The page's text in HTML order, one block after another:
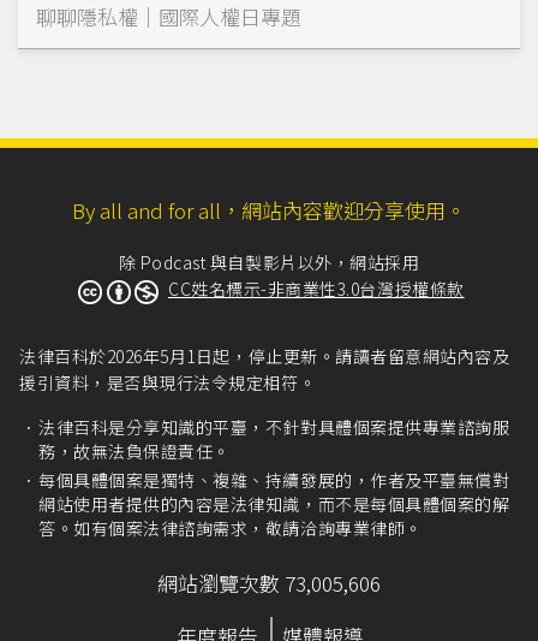
聊聊隱私權｜國際人權日專題
By all and for all，網站內容歡迎分享使用。
除 Podcast 與自製影片以外，網站採用
CC姓名標示-非商業性3.0台灣授權條款
法律百科於2026年5月1日起，停止更新。請讀者留意網站內容及
援引資料，是否與現行法令規定相符。
法律百科是分享知識的平臺，不針對具體個案提供專業諮詢服
務，故無法負保證責任。
每個具體個案是獨特、複雜、持續發展的，作者及平臺無償對
網站使用者提供的內容是法律知識，而不是每個具體個案的解
答。如有個案法律諮詢需求，敬請洽詢專業律師。
網站瀏覽次數 73,005,606